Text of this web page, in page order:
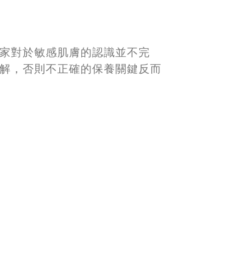
對於敏感肌膚的認識並不完
，否則不正確的保養關鍵反而